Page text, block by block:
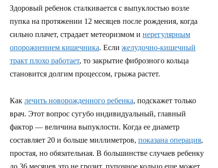
Здоровый ребенок сталкивается с выпуклостью возле
пупка на протяжении 12 месяцев после рождения, когда
сильно плачет, страдает метеоризмом и нерегулярным
опорожнением кишечника. Если желудочно-кишечный
тракт плохо работает, то закрытие фиброзного кольца
становится долгим процессом, грыжа растет.
Как лечить новорожденного ребенка, подскажет только
врач. Этот вопрос сугубо индивидуальный, главный
фактор — величина выпуклости. Когда ее диаметр
составляет 20 и больше миллиметров, показана операция,
простая, но обязательная. В большинстве случаев ребенку
до 36 месяцев это не грозит, пупочное кольцо еще может